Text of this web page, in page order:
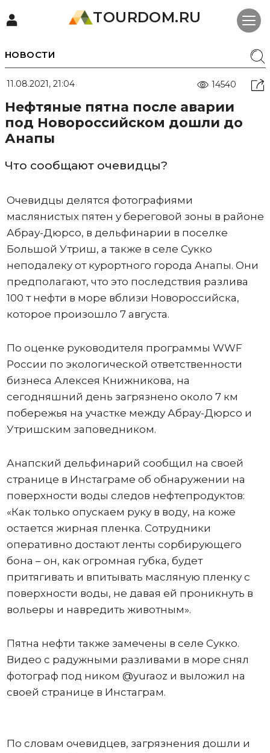
TOURDOM.RU
НОВОСТИ
11.08.2021, 21:04 14540
Нефтяные пятна после аварии
под Новороссийском дошли до
Анапы
Что сообщают очевидцы?
Очевидцы делятся фотографиями
маслянистых пятен у береговой зоны в районе
Абрау-Дюрсо, в дельфинарии в поселке
Большой Утриш, а также в селе Сукко
неподалеку от курортного города Анапы. Они
предполагают, что это последствия разлива
100 т нефти в море вблизи Новороссийска,
которое произошло 7 августа.
По оценке руководителя программы WWF
России по экологической ответственности
бизнеса Алексея Книжникова, на
сегодняшний день загрязнено около 7 км
побережья на участке между Абрау-Дюрсо и
Утришским заповедником.
Анапский дельфинарий сообщил на своей
странице в Инстаграме об обнаружении на
поверхности воды следов нефтепродуктов:
«Как только опускаем руку в воду, на коже
остается жирная пленка. Сотрудники
оперативно достают ленты сорбирующего
бона – он, как огромная губка, будет
притягивать и впитывать масляную пленку с
поверхности воды, не давая ей проникнуть в
вольеры и навредить животным».
Пятна нефти также замечены в селе Сукко.
Видео с радужными разливами в море снял
фотограф под ником @yuraoz и выложил на
своей странице в Инстаграм.
По словам очевидцев, загрязнения дошли и